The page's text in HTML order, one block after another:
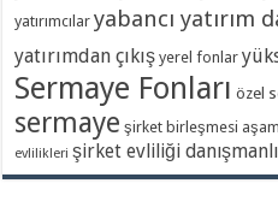
Ekotürk TV – 21 Kasım 2019
Cevdet Yılmaz: Hedefimiz Yatırımın
28 Şubat 2024
Cumhurbaşkanlığı Yatırım Ofisi
etkinliği son derece verimli geçti
28 Şubat 2024
yatırımcılar yabancı yatırım
yatırımdan çıkış yerel fonlar
Sermaye Fonları özel
sermaye şirket birleşmesi
evlilikleri şirket evliliği